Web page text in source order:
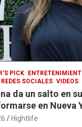
PICK
REDES SOCIALES VIDEOS
da un salto en
en Nueva
Hightlife